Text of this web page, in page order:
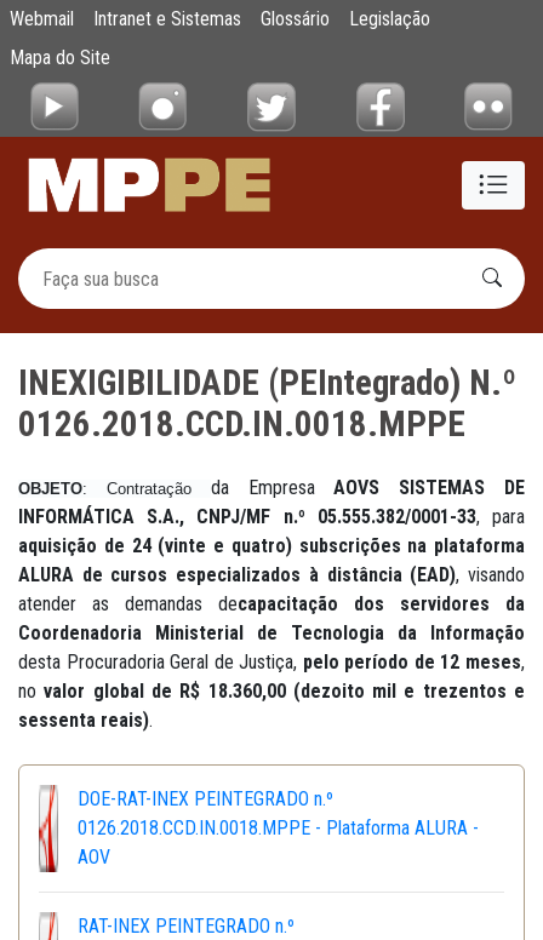
Pular para o Conteúdo principal
INEXIGIBILIDADE (PEIntegrado) N.º
Webmail Intranet e Sistemas Glossário
Legislação
Mapa do Site
INEXIGIBILIDADE (PEIntegrado) N.º
0126.2018.CCD.IN.0018.MPPE
OBJETO: Contratação da EmpresaAOVS SISTEMAS DE
INFORMÁTICA S.A., CNPJ/MF n.º 05.555.382/0001-33, para
aquisição de 24 (vinte e quatro) subscrições na plataforma
ALURA de cursos especializados à distância (EAD), visando
atender as demandas decapacitação dos servidores da
Coordenadoria Ministerial de Tecnologia da Informação
desta Procuradoria Geral de Justiça, pelo período de 12 meses,
novalor global de R$ 18.360,00 (dezoito mil e trezentos e
sessenta reais).
DOE-RAT-INEX PEINTEGRADO n.º
0126.2018.CCD.IN.0018.MPPE - Plataforma ALURA -
AOV
RAT-INEX PEINTEGRADO n.º